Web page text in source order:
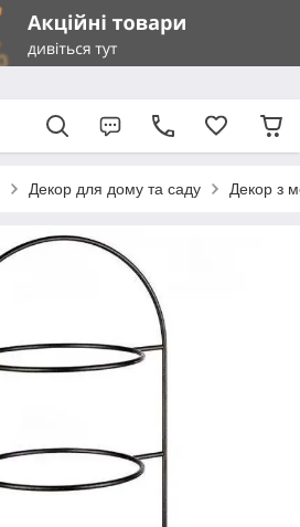
Декор для дому та саду Декор з